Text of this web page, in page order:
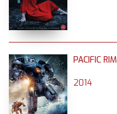
PACIFIC RIM
2014